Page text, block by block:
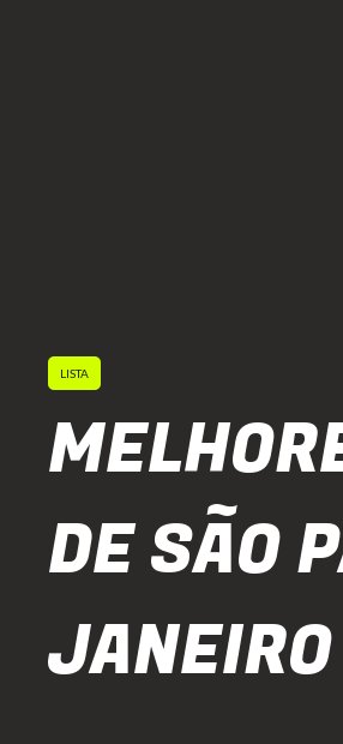
LISTA
DE SÃO
JANEIRO